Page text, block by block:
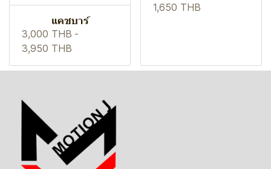
แคชบาร์
3,000 THB -
3,950 THB
1,650 THB